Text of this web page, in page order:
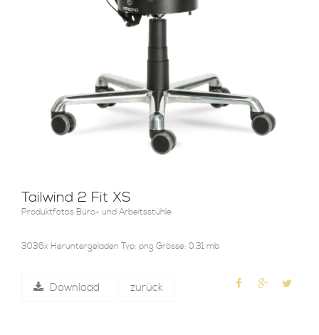
Tailwind 2 Fit XS
Produktfotos Büro- und Arbeitsstühle
3036x Heruntergeladen Typ: png Grösse: 0.31 mb
Download zurück